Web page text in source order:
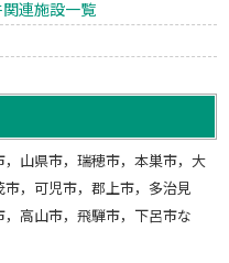
連施設一覧
山県市，瑞穂市，本巣市，大
，可児市，郡上市，多治見
高山市，飛騨市，下呂市な